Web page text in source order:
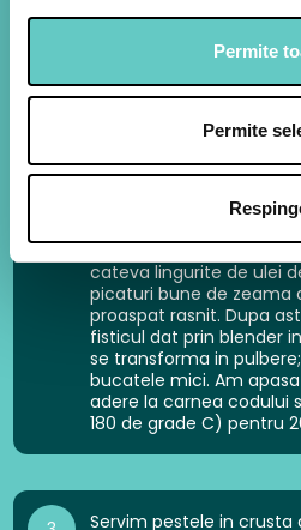
Permite
Permite
radem cascavalul. Dam
de grade C timp de 20
crusta de deasupra
2
Cat timp piureul nostru
in frigider in seara
restul de apa si l-am
cateva lingurite de ulei
picaturi bune de zeama
proaspat rasnit. Dupa
fisticul dat prin blender
se transforma in
bucatele mici. Am
adere la carnea codului
180 de grade C) pentru
Servim pestele in